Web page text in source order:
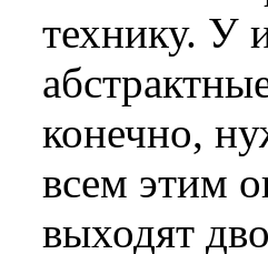
технику. У
конечно,
всем этим
выходят